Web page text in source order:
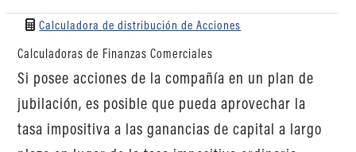
Calculadora de distribución de Acciones
Calculadoras de Finanzas Comerciales
Si posee acciones de la compañía en un plan de
jubilación, es posible que pueda aprovechar la
tasa impositiva a las ganancias de capital a largo